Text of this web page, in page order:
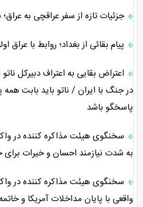
جزئیات تازه از سفر عراقچی به
پیام بقائی از بغداد؛ روابط با
اعتراض بقایی به اعتراف دبیرکل
در جنگ با ایران / ناتو باید بابت
پاسخگو باشد
سخنگوی هیئت مذاکره کننده در
به شدت نیازمند احسان و خیرات
سخنگوی هیئت مذاکره کننده در
واقعی با پایان مداخلات آمریکا و